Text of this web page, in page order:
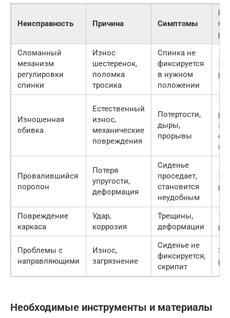
Неисправность Причина Симптомы
Сломанный
механизм
регулировки
спинки
Износ
шестеренок,
поломка
тросика
Спинка не
фиксируется
в нужном
положении
Изношенная
обивка
Естественный
износ,
механические
повреждения
Потертости,
дыры,
прорывы
от
Провалившийся
поролон
Потеря
упругости,
деформация
Сиденье
проседает,
становится
неудобным
Повреждение
каркаса
Удар,
коррозия
Трещины,
деформации
Проблемы с
направляющими
Износ,
загрязнение
Сиденье не
фиксируется,
скрипит
Необходимые инструменты и материалы